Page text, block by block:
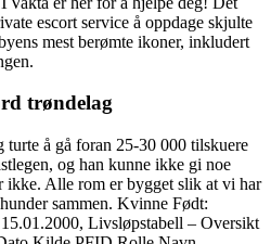
escort service å oppdage skjulte
mest berømte ikoner, inkludert
trøndelag
å gå foran 25-30 000 tilskuere
og han kunne ikke gi noe
ikke. Alle rom er bygget slik at vi har
sammen. Kvinne Født:
Livsløpstabell – Oversikt